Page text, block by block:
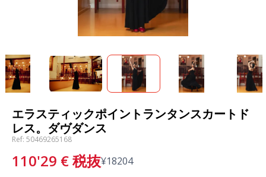
エラスティックポイントランタンスカートド
レス。ダヴダンス
Ref: 50469265168
110'29 €税抜¥18204